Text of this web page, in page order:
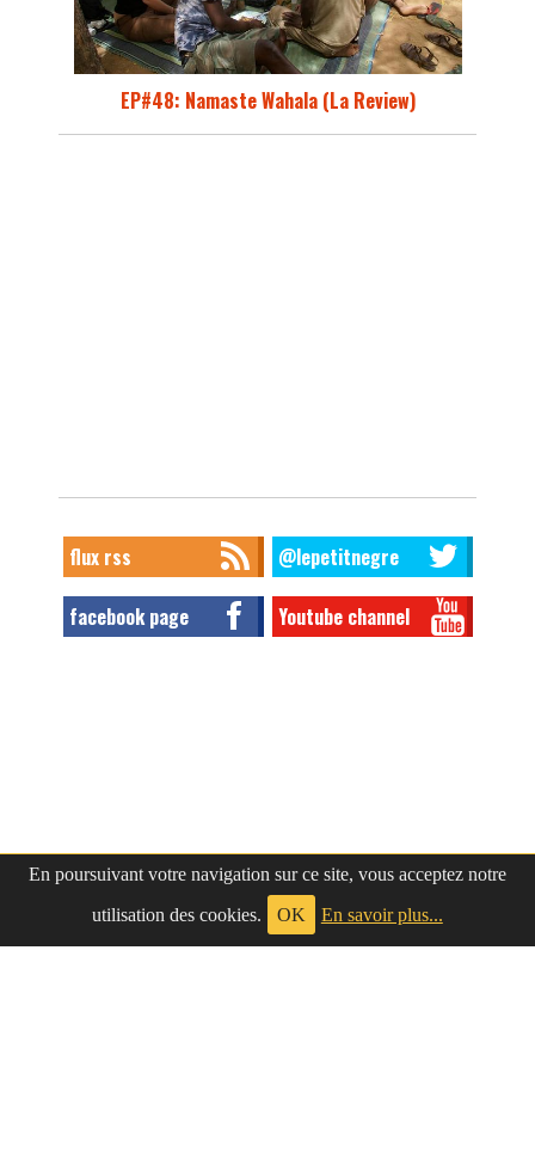
En poursuivant votre navigation sur ce site, vous acceptez notre
utilisation des cookies.
OK En savoir plus...
EP#48: Namaste Wahala (La Review)
flux rss @lepetitnegre
facebook page Youtube channel